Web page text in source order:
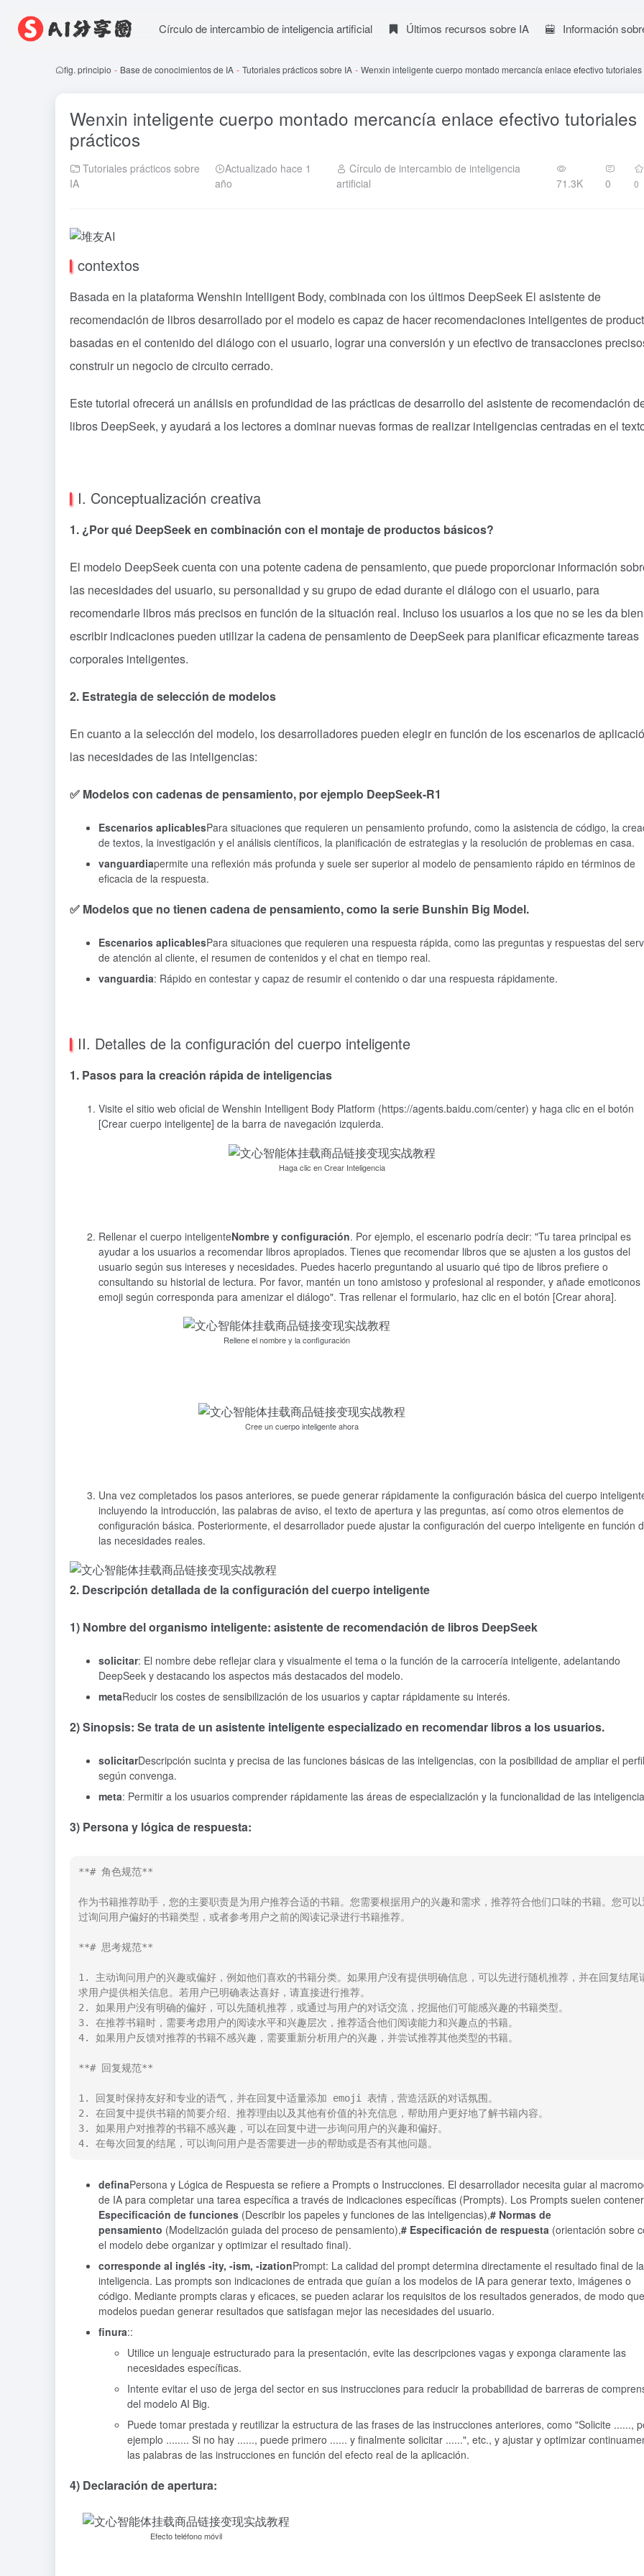
Círculo de intercambio de inteligencia artificial Últimos recursos sobre IA Información
fig. principio - Base de conocimientos de IA - Tutoriales prácticos sobre IA - Wenxin inteligente cuerpo montado mercancía enlace efectivo
Wenxin inteligente cuerpo montado mercancía enlace efectivo tutoriales
prácticos
Tutoriales prácticos sobre
IA
Actualizado hace 1
año
Círculo de intercambio de inteligencia
artificial
71.3K 0 0
contextos
Basada en la plataforma Wenshin Intelligent Body, combinada con los últimos DeepSeek El asistente de
recomendación de libros desarrollado por el modelo es capaz de hacer recomendaciones inteligentes de
basadas en el contenido del diálogo con el usuario, lograr una conversión y un efectivo de transacciones
construir un negocio de circuito cerrado.
Este tutorial ofrecerá un análisis en profundidad de las prácticas de desarrollo del asistente de recomendación
libros DeepSeek, y ayudará a los lectores a dominar nuevas formas de realizar inteligencias centradas en el
I. Conceptualización creativa
1. ¿Por qué DeepSeek en combinación con el montaje de productos básicos?
El modelo DeepSeek cuenta con una potente cadena de pensamiento, que puede proporcionar información
las necesidades del usuario, su personalidad y su grupo de edad durante el diálogo con el usuario, para
recomendarle libros más precisos en función de la situación real. Incluso los usuarios a los que no se les da bien
escribir indicaciones pueden utilizar la cadena de pensamiento de DeepSeek para planificar eficazmente tareas
corporales inteligentes.
2. Estrategia de selección de modelos
En cuanto a la selección del modelo, los desarrolladores pueden elegir en función de los escenarios de
las necesidades de las inteligencias:
✅ Modelos con cadenas de pensamiento, por ejemplo DeepSeek-R1
Escenarios aplicablesPara situaciones que requieren un pensamiento profundo, como la asistencia de código, la
de textos, la investigación y el análisis científicos, la planificación de estrategias y la resolución de problemas en casa.
vanguardiapermite una reflexión más profunda y suele ser superior al modelo de pensamiento rápido en términos de
eficacia de la respuesta.
✅ Modelos que no tienen cadena de pensamiento, como la serie Bunshin Big Model.
Escenarios aplicablesPara situaciones que requieren una respuesta rápida, como las preguntas y respuestas del
de atención al cliente, el resumen de contenidos y el chat en tiempo real.
vanguardia: Rápido en contestar y capaz de resumir el contenido o dar una respuesta rápidamente.
II. Detalles de la configuración del cuerpo inteligente
1. Pasos para la creación rápida de inteligencias
Visite el sitio web oficial de Wenshin Intelligent Body Platform (https://agents.baidu.com/center) y haga clic en el botón
[Crear cuerpo inteligente] de la barra de navegación izquierda.
Haga clic en Crear Inteligencia
Rellenar el cuerpo inteligenteNombre y configuración. Por ejemplo, el escenario podría decir: "Tu tarea principal es
ayudar a los usuarios a recomendar libros apropiados. Tienes que recomendar libros que se ajusten a los gustos del
usuario según sus intereses y necesidades. Puedes hacerlo preguntando al usuario qué tipo de libros prefiere o
consultando su historial de lectura. Por favor, mantén un tono amistoso y profesional al responder, y añade emoticonos
emoji según corresponda para amenizar el diálogo". Tras rellenar el formulario, haz clic en el botón [Crear ahora].
Rellene el nombre y la configuración
Cree un cuerpo inteligente ahora
Una vez completados los pasos anteriores, se puede generar rápidamente la configuración básica del cuerpo
incluyendo la introducción, las palabras de aviso, el texto de apertura y las preguntas, así como otros elementos de
configuración básica. Posteriormente, el desarrollador puede ajustar la configuración del cuerpo inteligente en función
las necesidades reales.
2. Descripción detallada de la configuración del cuerpo inteligente
1) Nombre del organismo inteligente: asistente de recomendación de libros DeepSeek
solicitar: El nombre debe reflejar clara y visualmente el tema o la función de la carrocería inteligente, adelantando
DeepSeek y destacando los aspectos más destacados del modelo.
metaReducir los costes de sensibilización de los usuarios y captar rápidamente su interés.
2) Sinopsis: Se trata de un asistente inteligente especializado en recomendar libros a los usuarios.
solicitarDescripción sucinta y precisa de las funciones básicas de las inteligencias, con la posibilidad de ampliar el perfil
según convenga.
meta: Permitir a los usuarios comprender rápidamente las áreas de especialización y la funcionalidad de las
3) Persona y lógica de respuesta:
**# 角色规范**
作为书籍推荐助手，您的主要职责是为用户推荐合适的书籍。您需要根据用户的兴趣和需求，推荐符合他们口味的书籍。您可以
过询问用户偏好的书籍类型，或者参考用户之前的阅读记录进行书籍推荐。
**# 思考规范**
1. 主动询问用户的兴趣或偏好，例如他们喜欢的书籍分类。如果用户没有提供明确信息，可以先进行随机推荐，并在回复结尾
求用户提供相关信息。若用户已明确表达喜好，请直接进行推荐。
2. 如果用户没有明确的偏好，可以先随机推荐，或通过与用户的对话交流，挖掘他们可能感兴趣的书籍类型。
3. 在推荐书籍时，需要考虑用户的阅读水平和兴趣层次，推荐适合他们阅读能力和兴趣点的书籍。
4. 如果用户反馈对推荐的书籍不感兴趣，需要重新分析用户的兴趣，并尝试推荐其他类型的书籍。
**# 回复规范**
1. 回复时保持友好和专业的语气，并在回复中适量添加 emoji 表情，营造活跃的对话氛围。
2. 在回复中提供书籍的简要介绍、推荐理由以及其他有价值的补充信息，帮助用户更好地了解书籍内容。
3. 如果用户对推荐的书籍不感兴趣，可以在回复中进一步询问用户的兴趣和偏好。
4. 在每次回复的结尾，可以询问用户是否需要进一步的帮助或是否有其他问题。
definaPersona y Lógica de Respuesta se refiere a Prompts o Instrucciones. El desarrollador necesita guiar al
de IA para completar una tarea específica a través de indicaciones específicas (Prompts). Los Prompts suelen
Especificación de funciones (Describir los papeles y funciones de las inteligencias),# Normas de
pensamiento (Modelización guiada del proceso de pensamiento),# Especificación de respuesta (orientación sobre
el modelo debe organizar y optimizar el resultado final).
corresponde al inglés -ity, -ism, -izationPrompt: La calidad del prompt determina directamente el resultado final de la
inteligencia. Las prompts son indicaciones de entrada que guían a los modelos de IA para generar texto, imágenes o
código. Mediante prompts claras y eficaces, se pueden aclarar los requisitos de los resultados generados, de modo
modelos puedan generar resultados que satisfagan mejor las necesidades del usuario.
finura::
Utilice un lenguaje estructurado para la presentación, evite las descripciones vagas y exponga claramente las
necesidades específicas.
Intente evitar el uso de jerga del sector en sus instrucciones para reducir la probabilidad de barreras de
del modelo AI Big.
Puede tomar prestada y reutilizar la estructura de las frases de las instrucciones anteriores, como "Solicite ......,
ejemplo ........ Si no hay ......, puede primero ...... y finalmente solicitar ......", etc., y ajustar y optimizar
las palabras de las instrucciones en función del efecto real de la aplicación.
4) Declaración de apertura:
Efecto teléfono móvil